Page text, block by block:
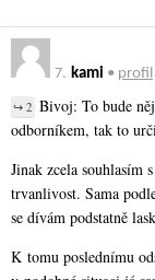
7. kami • profil
↪ 2 Bivoj: To bude
odborníkem, tak to
Jinak zcela souhlasím
trvanlivost. Sama
se dívám podstatně
K tomu poslednímu